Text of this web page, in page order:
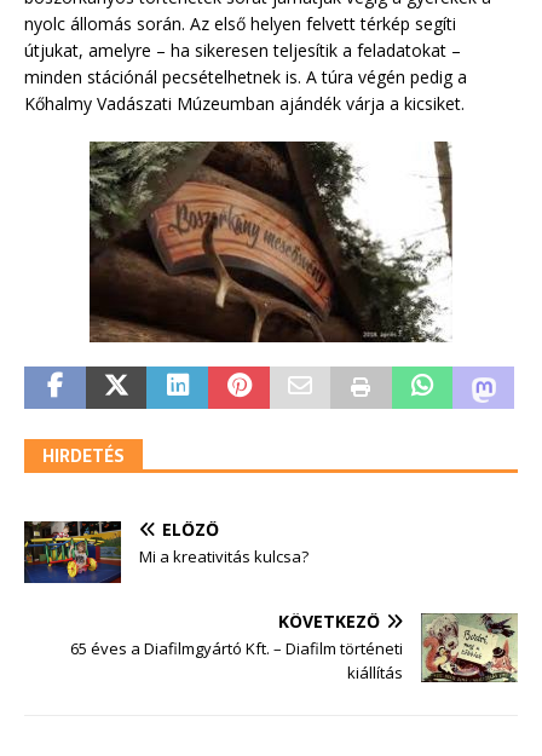
nyolc állomás során. Az első helyen felvett térkép segíti
útjukat, amelyre – ha sikeresen teljesítik a feladatokat –
minden stációnál pecsételhetnek is. A túra végén pedig a
Kőhalmy Vadászati Múzeumban ajándék várja a kicsiket.
HIRDETÉS
ELŐZŐ
Mi a kreativitás kulcsa?
KÖVETKEZŐ
65 éves a Diafilmgyártó Kft. – Diafilm történeti
kiállítás